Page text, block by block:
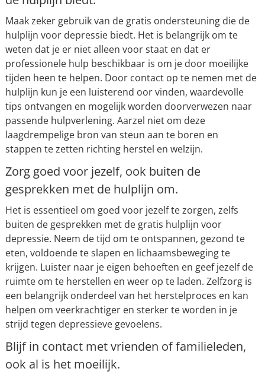
Maak zeker gebruik van de gratis ondersteuning die de
hulplijn voor depressie biedt. Het is belangrijk om te
weten dat je er niet alleen voor staat en dat er
professionele hulp beschikbaar is om je door moeilijke
tijden heen te helpen. Door contact op te nemen met de
hulplijn kun je een luisterend oor vinden, waardevolle
tips ontvangen en mogelijk worden doorverwezen naar
passende hulpverlening. Aarzel niet om deze
laagdrempelige bron van steun aan te boren en
stappen te zetten richting herstel en welzijn.
Zorg goed voor jezelf, ook buiten de
gesprekken met de hulplijn om.
Het is essentieel om goed voor jezelf te zorgen, zelfs
buiten de gesprekken met de gratis hulplijn voor
depressie. Neem de tijd om te ontspannen, gezond te
eten, voldoende te slapen en lichaamsbeweging te
krijgen. Luister naar je eigen behoeften en geef jezelf de
ruimte om te herstellen en weer op te laden. Zelfzorg is
een belangrijk onderdeel van het herstelproces en kan
helpen om veerkrachtiger en sterker te worden in je
strijd tegen depressieve gevoelens.
Blijf in contact met vrienden of familieleden,
ook al is het moeilijk.